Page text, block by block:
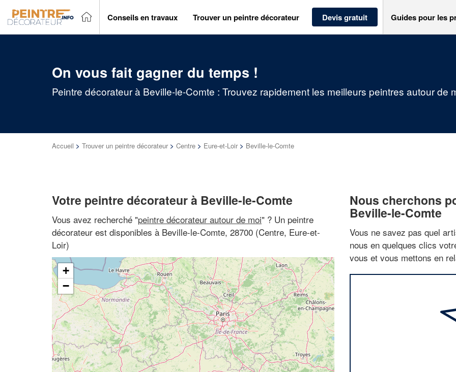
Conseils en travaux Trouver un peintre décorateur Devis gratuit Guides pour les
On vous fait gagner du temps !
Peintre décorateur à Beville-le-Comte : Trouvez rapidement les meilleurs peintres autour de
Accueil > Trouver un peintre décorateur > Centre > Eure-et-Loir > Beville-le-Comte
Votre peintre décorateur à Beville-le-Comte
Vous avez recherché "peintre décorateur autour de moi" ? Un peintre
décorateur est disponibles à Beville-le-Comte, 28700 (Centre, Eure-et-
Loir)
+
−
Nous cherchons
Beville-le-Comte
Vous ne savez pas quel
nous en quelques clics
vous et vous mettons en